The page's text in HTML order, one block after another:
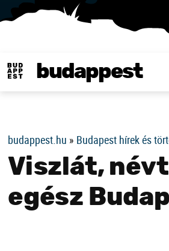
budappest
budappest.hu » Budapest hírek és
Viszlát,
egész